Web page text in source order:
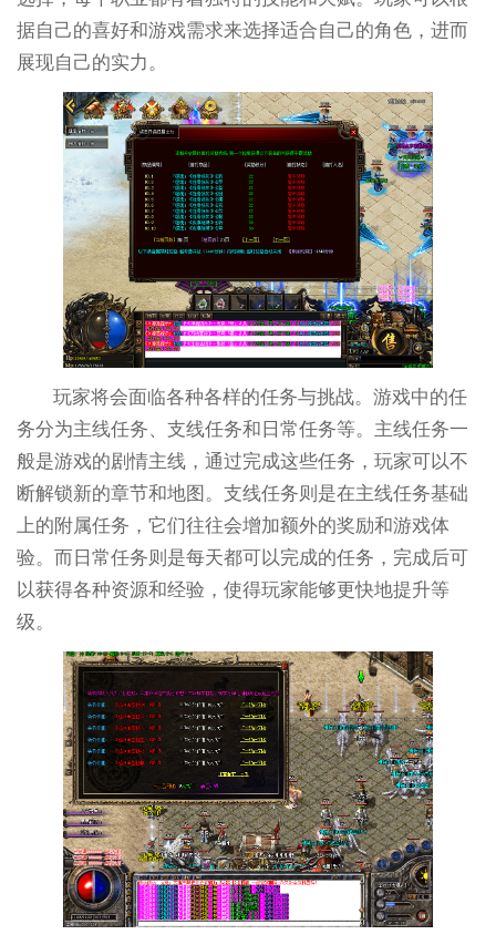
据自己的喜好和游戏需求来选择适合自己的角色，进而
展现自己的实力。
玩家将会面临各种各样的任务与挑战。游戏中的任
务分为主线任务、支线任务和日常任务等。主线任务一
般是游戏的剧情主线，通过完成这些任务，玩家可以不
断解锁新的章节和地图。支线任务则是在主线任务基础
上的附属任务，它们往往会增加额外的奖励和游戏体
验。而日常任务则是每天都可以完成的任务，完成后可
以获得各种资源和经验，使得玩家能够更快地提升等
级。